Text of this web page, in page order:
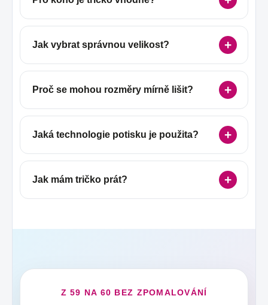
Jak vybrat správnou velikost?
Proč se mohou rozměry mírně lišit?
Jaká technologie potisku je použita?
Jak mám tričko prát?
Z 59 NA 60 BEZ ZPOMALOVÁNÍ